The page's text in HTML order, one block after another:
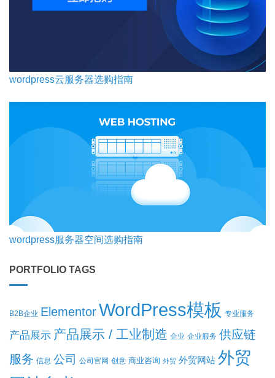
wordpress云服务器选购指南
wordpress服务器空间选购指南
PORTFOLIO TAGS
B2B企业 ElementorWordPress模板 专业服务
产品展示 产品展示 / 工业制造 企业 企业服务 供应链
服务 信息 公司 公司官网 创意 商业咨询 外贸 外贸网站 外贸